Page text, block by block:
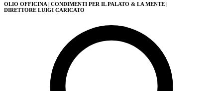
OLIO OFFICINA | CONDIMENTI PER IL PALATO & LA MENTE |
DIRETTORE LUIGI CARICATO